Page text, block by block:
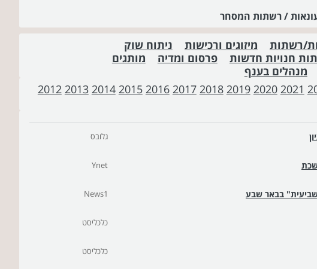
/ רשתות המסחר
רשתות מיזוגים ורכישות
ניתוח שוק
חנויות חדשות פרסום ומדיה
מותגים
מנהלים בענף
2021
2020
2019
2018
2017
2016
2015
2014
2013
2012
גלובס
Ynet
בבאר שבע News1
כלכליסט
כלכליסט